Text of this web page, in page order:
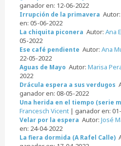
ganador en: 12-06-2022
Irrupción de la primavera Autor:
en: 05-06-2022
La chiquita piconera Autor: Ana
05-2022
Ese café pendiente Autor: Ana
22-05-2022
Aguas de Mayo Autor: Marisa
2022
Drácula espera a sus verdugos
ganador en: 08-05-2022
Una herida en el tiempo (serie
Francesch Vicent | ganador en:
Velar por la espera Autor: José
en: 24-04-2022
La fiera dormida (A Rafel Calle)